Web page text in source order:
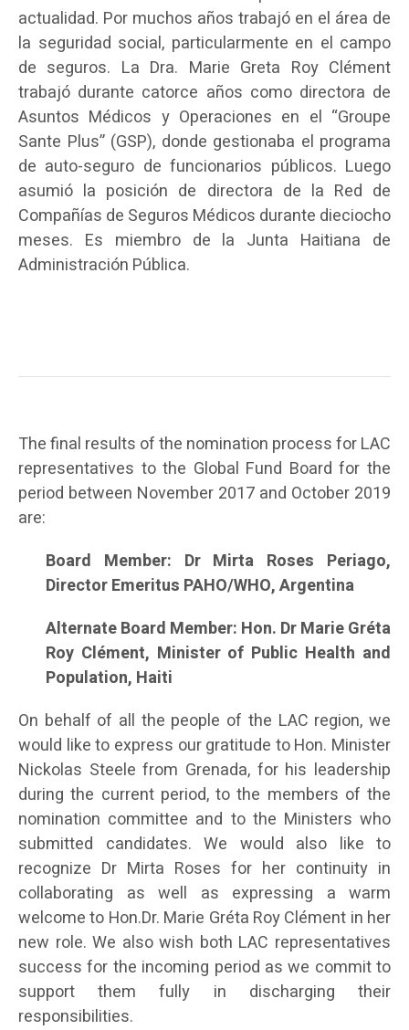
actualidad. Por muchos años trabajó en el área de
la seguridad social, particularmente en el campo
de seguros. La Dra. Marie Greta Roy Clément
trabajó durante catorce años como directora de
Asuntos Médicos y Operaciones en el “Groupe
Sante Plus” (GSP), donde gestionaba el programa
de auto-seguro de funcionarios públicos. Luego
asumió la posición de directora de la Red de
Compañías de Seguros Médicos durante dieciocho
meses. Es miembro de la Junta Haitiana de
Administración Pública.
The final results of the nomination process for LAC
representatives to the Global Fund Board for the
period between November 2017 and October 2019
are:
Board Member: Dr Mirta Roses Periago,
Director Emeritus PAHO/WHO, Argentina
Alternate Board Member: Hon. Dr Marie Gréta
Roy Clément, Minister of Public Health and
Population, Haiti
On behalf of all the people of the LAC region, we
would like to express our gratitude to Hon. Minister
Nickolas Steele from Grenada, for his leadership
during the current period, to the members of the
nomination committee and to the Ministers who
submitted candidates. We would also like to
recognize Dr Mirta Roses for her continuity in
collaborating as well as expressing a warm
welcome to Hon.Dr. Marie Gréta Roy Clément in her
new role. We also wish both LAC representatives
success for the incoming period as we commit to
support them fully in discharging their
responsibilities.